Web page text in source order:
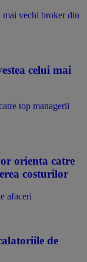
mai vechi broker din
celui mai
top managerii
orienta catre
costurilor
afaceri
de